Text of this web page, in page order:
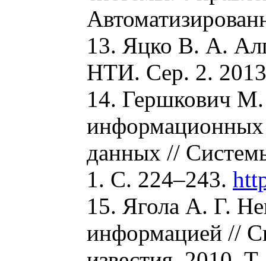
13. Яцко В. А.
НТИ. Сер. 2.
14. Гершкович
информационных
данных //
1. С. 224–243.
15. Ягола А. Г.
информацией //